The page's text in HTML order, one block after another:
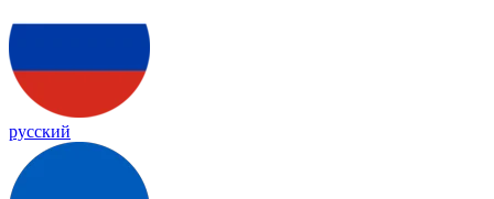
русский